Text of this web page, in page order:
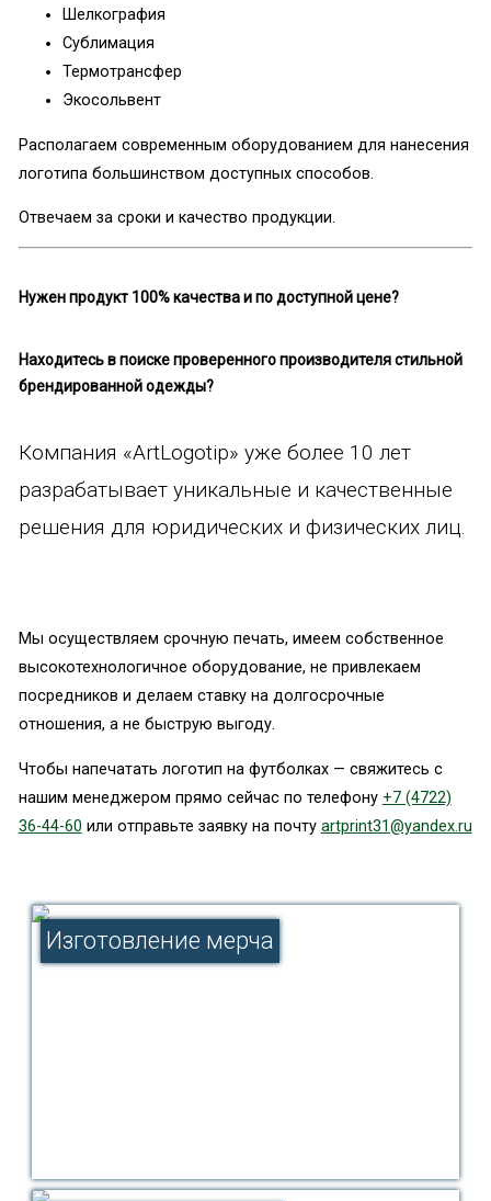
Шелкография
Сублимация
Термотрансфер
Экосольвент
Располагаем современным оборудованием для нанесения
логотипа большинством доступных способов.
Отвечаем за сроки и качество продукции.
Нужен продукт 100% качества и по доступной цене?
Находитесь в поиске проверенного производителя стильной
брендированной одежды?
Компания «ArtLogotip» уже более 10 лет
разрабатывает уникальные и качественные
решения для юридических и физических лиц.
Мы осуществляем срочную печать, имеем собственное
высокотехнологичное оборудование, не привлекаем
посредников и делаем ставку на долгосрочные
отношения, а не быструю выгоду.
Чтобы напечатать логотип на футболках — свяжитесь с
нашим менеджером прямо сейчас по телефону +7 (4722)
36-44-60 или отправьте заявку на почту artprint31@yandex.ru
Изготовление мерча